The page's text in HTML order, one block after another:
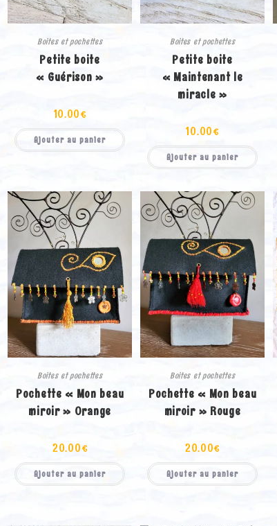
Boites et pochettes
Petite boite
« Guérison »
10.00€
Ajouter au panier
Boites et pochettes
Petite boite
« Maintenant le
miracle »
10.00€
Ajouter au panier
Boites et pochettes
Pochette « Mon beau
miroir » Orange
20.00€
Ajouter au panier
Boites et pochettes
Pochette « Mon beau
miroir » Rouge
20.00€
Ajouter au panier